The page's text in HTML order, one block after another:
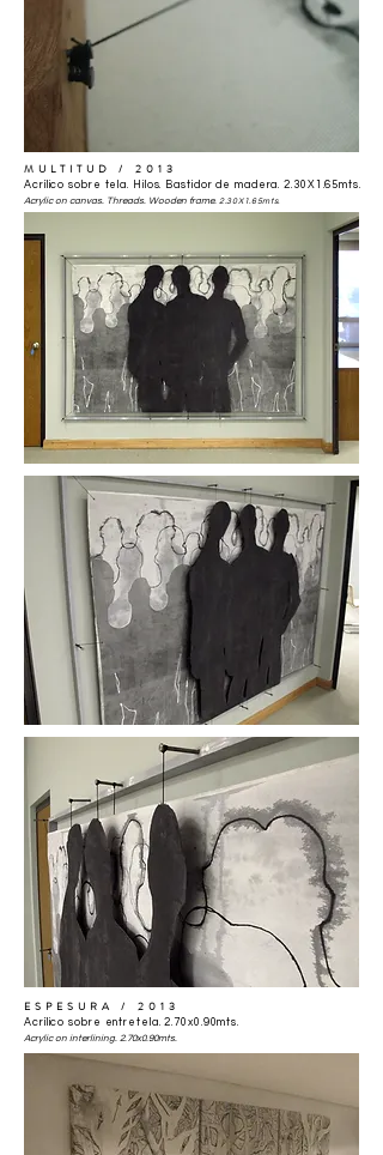
MULTITUD / 2013
Acrílico sobre tela. Hilos. Bastidor de madera. 2.30X1.65mts.
Acrylic on canvas. Threads. Wooden frame. 2.30X1.65mts.
ESPESURA / 2013
Acrílico sobre entretela. 2.70x0.90mts.
Acrylic on interlining. 2.70x0.90mts.